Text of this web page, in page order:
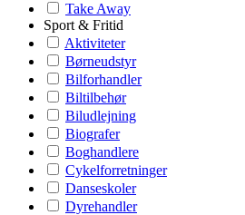
Take Away
Sport & Fritid
Aktiviteter
Børneudstyr
Bilforhandler
Biltilbehør
Biludlejning
Biografer
Boghandlere
Cykelforretninger
Danseskoler
Dyrehandler